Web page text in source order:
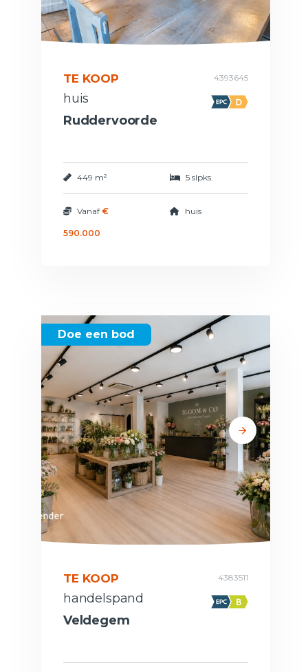
TE KOOP 4393645
huis
Ruddervoorde
449 m² 5 slpks.
Vanaf €
590.000
huis
Doe een bod
TE KOOP 4383511
handelspand
Veldegem